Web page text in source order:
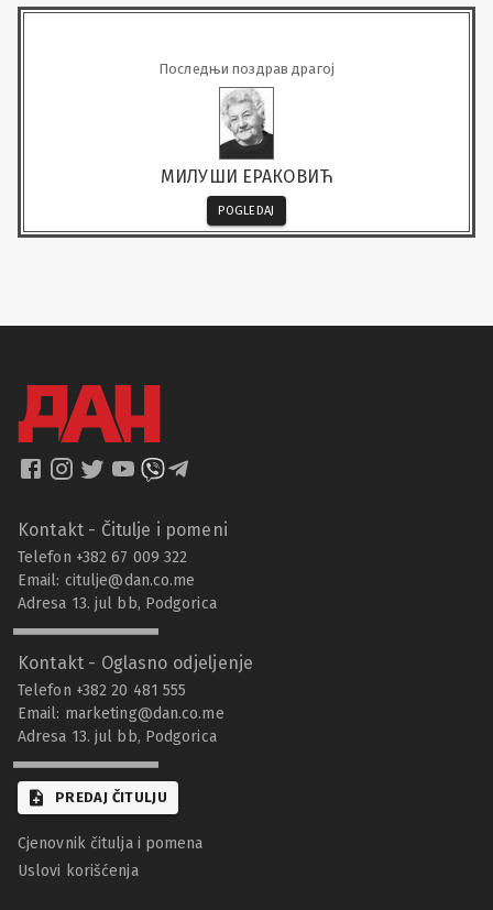
Последњи поздрав драгој
МИЛУШИ ЕРАКОВИЋ
POGLEDAJ
Kontakt - Čitulje i pomeni
Telefon +382 67 009 322
Email: citulje@dan.co.me
Adresa 13. jul bb, Podgorica
Kontakt - Oglasno odjeljenje
Telefon +382 20 481 555
Email: marketing@dan.co.me
Adresa 13. jul bb, Podgorica
PREDAJ ČITULJU
Cjenovnik čitulja i pomena
Uslovi korišćenja